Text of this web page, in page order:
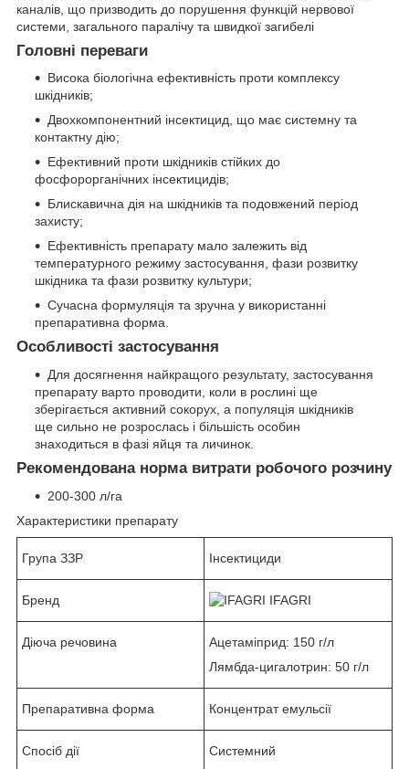
каналів, що призводить до порушення функцій нервової
системи, загального паралічу та швидкої загибелі
Головні переваги
Висока біологічна ефективність проти комплексу
шкідників;
Двохкомпонентний інсектицид, що має системну та
контактну дію;
Ефективний проти шкідників стійких до
фосфорорганічних інсектицидів;
Блискавична дія на шкідників та подовжений період
захисту;
Ефективність препарату мало залежить від
температурного режиму застосування, фази розвитку
шкідника та фази розвитку культури;
Сучасна формуляція та зручна у використанні
препаративна форма.
Особливості застосування
Для досягнення найкращого результату, застосування
препарату варто проводити, коли в рослині ще
зберігається активний сокорух, а популяція шкідників
ще сильно не розрослась і більшість особин
знаходиться в фазі яйця та личинок.
Рекомендована норма витрати робочого розчину
200-300 л/га
Характеристики препарату
Група ЗЗР Інсектициди
Бренд IFAGRI
Діюча речовина
Ацетаміприд: 150 г/л
Лямбда-цигалотрин: 50 г/л
Препаративна форма Концентрат емульсії
Спосіб дії
Системний